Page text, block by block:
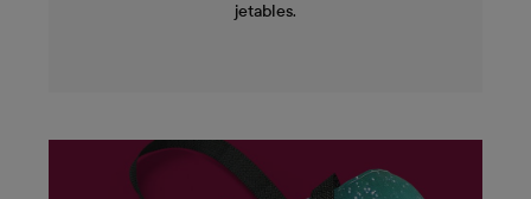
jetables.